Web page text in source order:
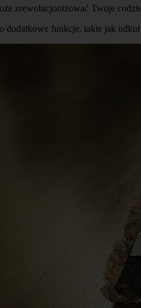
zrewolucjonizować Twoje
dodatkowe funkcje, takie jak